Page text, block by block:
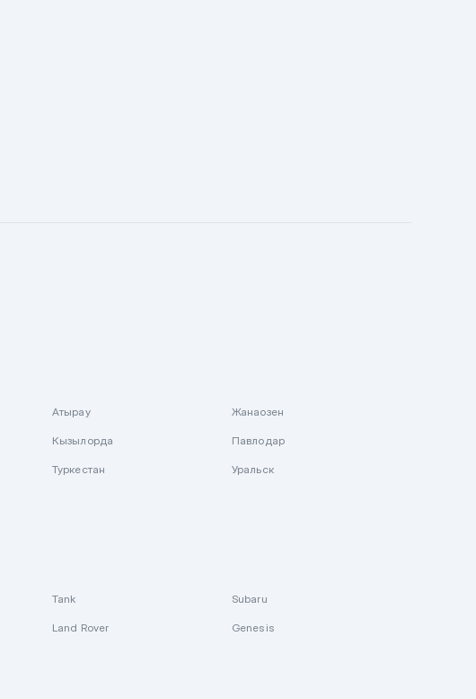
Атырау Жанаозен
Кызылорда Павлодар
Туркестан Уральск
Tank Subaru
Land Rover Genesis